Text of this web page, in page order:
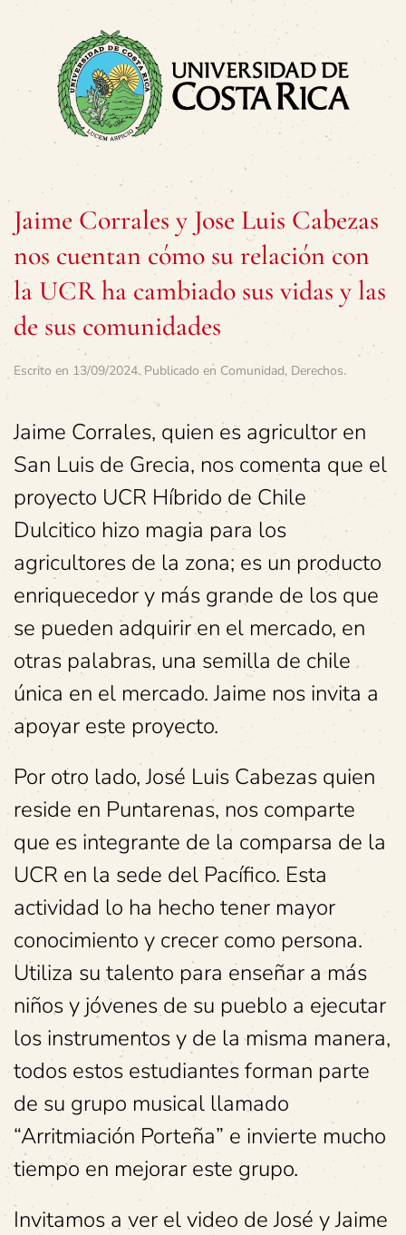
Jaime Corrales y Jose Luis Cabezas
nos cuentan cómo su relación con
la UCR ha cambiado sus vidas y las
de sus comunidades
Escrito en 13/09/2024. Publicado en Comunidad, Derechos.
Jaime Corrales, quien es agricultor en
San Luis de Grecia, nos comenta que el
proyecto UCR Híbrido de Chile
Dulcitico hizo magia para los
agricultores de la zona; es un producto
enriquecedor y más grande de los que
se pueden adquirir en el mercado, en
otras palabras, una semilla de chile
única en el mercado. Jaime nos invita a
apoyar este proyecto.
Por otro lado, José Luis Cabezas quien
reside en Puntarenas, nos comparte
que es integrante de la comparsa de la
UCR en la sede del Pacífico. Esta
actividad lo ha hecho tener mayor
conocimiento y crecer como persona.
Utiliza su talento para enseñar a más
niños y jóvenes de su pueblo a ejecutar
los instrumentos y de la misma manera,
todos estos estudiantes forman parte
de su grupo musical llamado
“Arritmiación Porteña” e invierte mucho
tiempo en mejorar este grupo.
Invitamos a ver el video de José y Jaime